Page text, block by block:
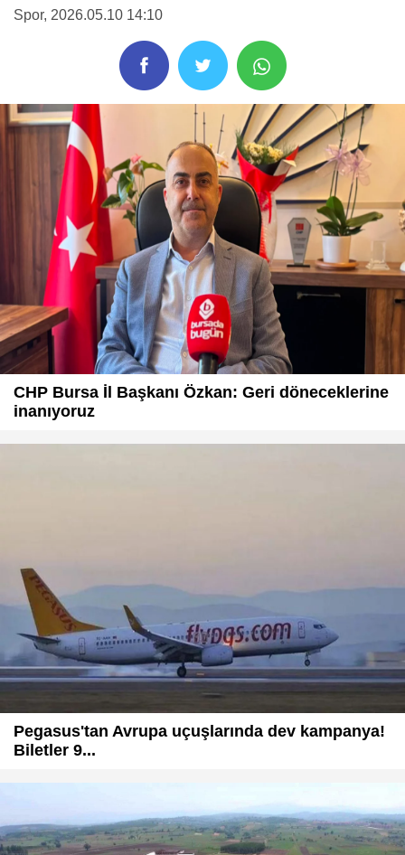
Spor, 2026.05.10 14:10
CHP Bursa İl Başkanı Özkan: Geri döneceklerine
inanıyoruz
Pegasus'tan Avrupa uçuşlarında dev kampanya!
Biletler 9...